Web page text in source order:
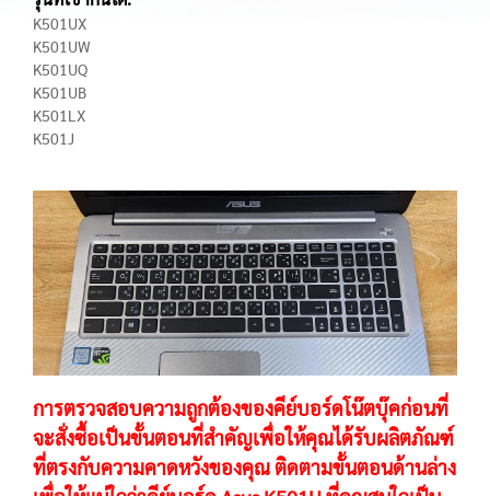
K501UX
K501UW
K501UQ
K501UB
K501LX
K501J
การตรวจสอบความถูกต้องของคีย์บอร์ดโน๊ตบุ๊คก่อนที่
จะสั่งซื้อเป็นขั้นตอนที่สำคัญเพื่อให้คุณได้รับผลิตภัณฑ์
ที่ตรงกับความคาดหวังของคุณ ติดตามขั้นตอนด้านล่าง